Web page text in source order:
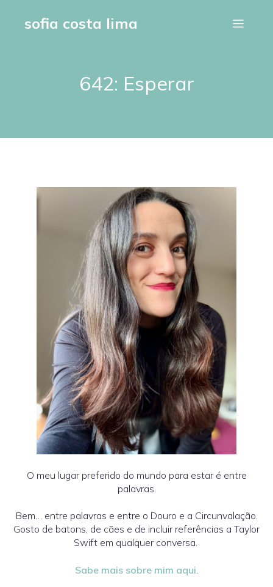
sofia costa lima
642: Esperar
O meu lugar preferido do mundo para estar é entre
palavras.
Bem… entre palavras e entre o Douro e a Circunvalação.
Gosto de batons, de cães e de incluir referências a Taylor
Swift em qualquer conversa.
Sabe mais sobre mim aqui.